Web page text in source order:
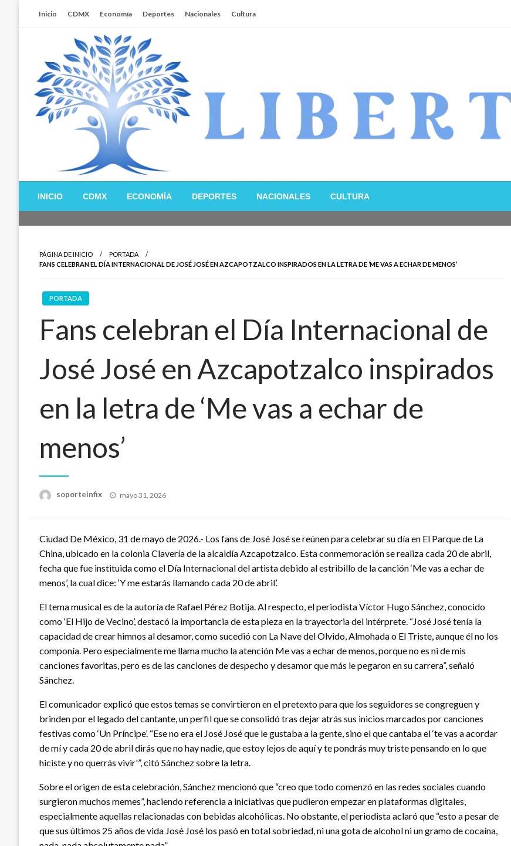
Inicio CDMX Economía Deportes Nacionales Cultura
Libertador MX
INICIO CDMX ECONOMÍA DEPORTES NACIONALES CULTURA
PÁGINA DE INICIO
PORTADA
FANS CELEBRAN EL DÍA INTERNACIONAL DE JOSÉ JOSÉ EN AZCAPOTZALCO INSPIRADOS EN LA LETRA DE ‘ME VAS A ECHAR DE MENOS’
PORTADA
Fans celebran el Día Internacional de
José José en Azcapotzalco inspirados
en la letra de ‘Me vas a echar de
menos’
soporteinfix
Publicado
mayo 31, 2026
Ciudad De México, 31 de mayo de 2026.- Los fans de José José se reúnen para celebrar su día en El Parque de La
China, ubicado en la colonia Clavería de la alcaldía Azcapotzalco. Esta conmemoración se realiza cada 20 de abril,
fecha que fue instituida como el Día Internacional del artista debido al estribillo de la canción ‘Me vas a echar de
menos’, la cual dice: ‘Y me estarás llamando cada 20 de abril’.
El tema musical es de la autoría de Rafael Pérez Botija. Al respecto, el periodista Víctor Hugo Sánchez, conocido
como ‘El Hijo de Vecino’, destacó la importancia de esta pieza en la trayectoria del intérprete. “José José tenía la
capacidad de crear himnos al desamor, como sucedió con La Nave del Olvido, Almohada o El Triste, aunque él no los
componía. Pero especialmente me llama mucho la atención Me vas a echar de menos, porque no es ni de mis
canciones favoritas, pero es de las canciones de despecho y desamor que más le pegaron en su carrera”, señaló
Sánchez.
El comunicador explicó que estos temas se convirtieron en el pretexto para que los seguidores se congreguen y
brinden por el legado del cantante, un perfil que se consolidó tras dejar atrás sus inicios marcados por canciones
festivas como ‘Un Príncipe’. “Ese no era el José José que le gustaba a la gente, sino el que cantaba el ‘te vas a acordar
de mí y cada 20 de abril dirás que no hay nadie, que estoy lejos de aquí y te pondrás muy triste pensando en lo que
hiciste y no querrás vivir'”, citó Sánchez sobre la letra.
Sobre el origen de esta celebración, Sánchez mencionó que “creo que todo comenzó en las redes sociales cuando
surgieron muchos memes”, haciendo referencia a iniciativas que pudieron empezar en plataformas digitales,
especialmente aquellas relacionadas con bebidas alcohólicas. No obstante, el periodista aclaró que “esto a pesar de
que sus últimos 25 años de vida José José los pasó en total sobriedad, ni una gota de alcohol ni un gramo de cocaína,